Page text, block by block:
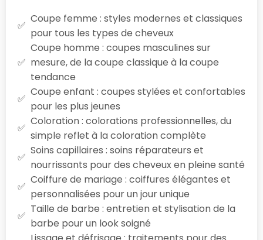
Coupe femme : styles modernes et classiques
pour tous les types de cheveux
Coupe homme : coupes masculines sur
mesure, de la coupe classique à la coupe
tendance
Coupe enfant : coupes stylées et confortables
pour les plus jeunes
Coloration : colorations professionnelles, du
simple reflet à la coloration complète
Soins capillaires : soins réparateurs et
nourrissants pour des cheveux en pleine santé
Coiffure de mariage : coiffures élégantes et
personnalisées pour un jour unique
Taille de barbe : entretien et stylisation de la
barbe pour un look soigné